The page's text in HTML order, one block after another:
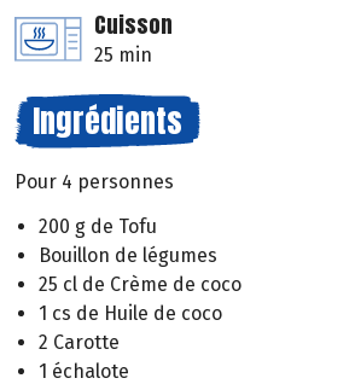
Cuisson
25 min
Ingrédients
Pour 4 personnes
200 g de Tofu
Bouillon de légumes
25 cl de Crème de coco
1 cs de Huile de coco
2 Carotte
1 échalote